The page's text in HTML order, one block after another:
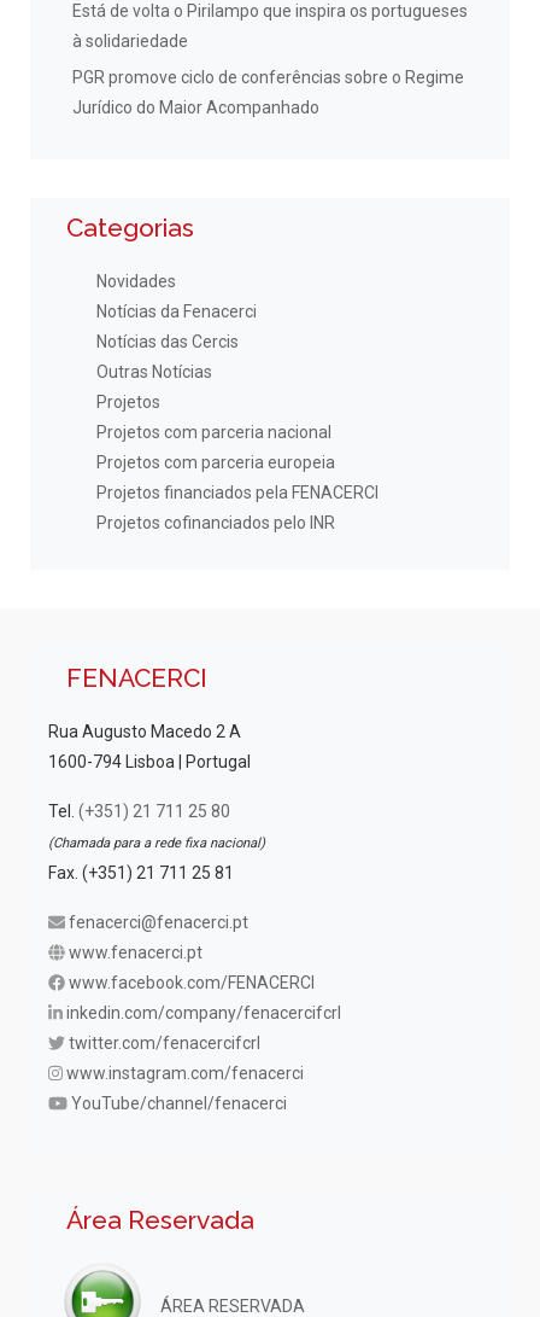
Está de volta o Pirilampo que inspira os portugueses
à solidariedade
PGR promove ciclo de conferências sobre o Regime
Jurídico do Maior Acompanhado
Categorias
Novidades
Notícias da Fenacerci
Notícias das Cercis
Outras Notícias
Projetos
Projetos com parceria nacional
Projetos com parceria europeia
Projetos financiados pela FENACERCI
Projetos cofinanciados pelo INR
FENACERCI
Rua Augusto Macedo 2 A
1600-794 Lisboa | Portugal
Tel. (+351) 21 711 25 80
(Chamada para a rede fixa nacional)
Fax. (+351) 21 711 25 81
fenacerci@fenacerci.pt
www.fenacerci.pt
www.facebook.com/FENACERCI
inkedin.com/company/fenacercifcrl
twitter.com/fenacercifcrl
www.instagram.com/fenacerci
YouTube/channel/fenacerci
Área Reservada
ÁREA RESERVADA